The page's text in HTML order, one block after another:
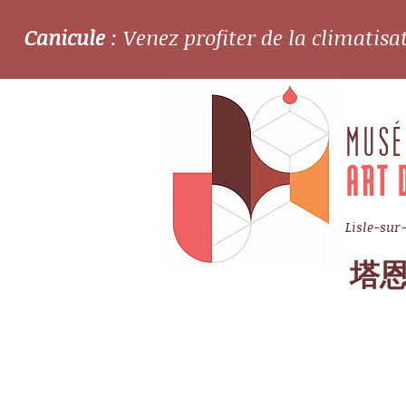
Canicule : Venez profiter de la
Lisle-
ART
塔